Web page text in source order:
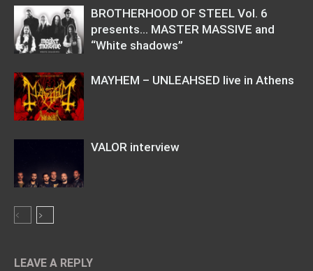
BROTHERHOOD OF STEEL Vol. 6
presents… MASTER MASSIVE and
“White shadows”
MAYHEM – UNLEAHSED live in Athens
VALOR interview
LEAVE A REPLY